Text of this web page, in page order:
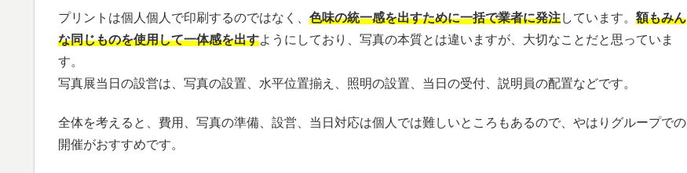
プリントは個人個人で印刷するのではなく、 色味の統一感を出すために一括で業者に発注しています。 額もみん
な同じものを使用して一体感を出すようにしており、写真の本質とは違いますが、大切なことだと思っていま
す。
写真展当日の設営は、写真の設置、水平位置揃え、照明の設置、当日の受付、説明員の配置などです。
全体を考えると、費用、写真の準備、設営、当日対応は個人では難しいところもあるので、やはりグループでの
開催がおすすめです。